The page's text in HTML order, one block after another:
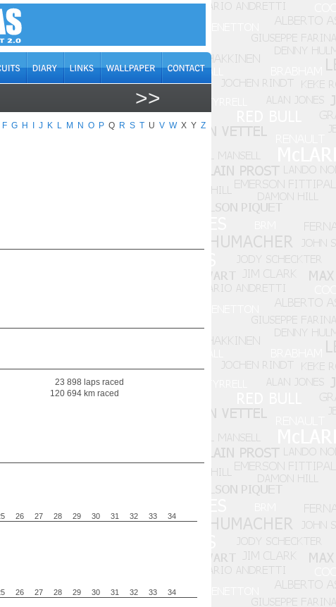
>>
F G H J K L M N O P Q R S T U V W X Y Z
23 898 laps raced
120 694 km raced
26 27 28 29 30 31 32 33 34
26 27 28 29 30 31 32 33 34